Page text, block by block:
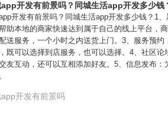
开发有前景吗？同城生活app开发多少钱
开发有前景吗？同城生活app开发多少钱？1
助本地的商家快速达到属于自己的线上平台，
送服务，一个小时之内送货上门。3、服务预
既可以选择到店服务，也可以选择。4、社区
友互动，还可以互相添加好友。5、信息发布
开发有前景吗